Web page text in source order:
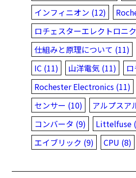
インフィニオン (12)
ロチェスターエレクトロニ
仕組みと原理について (11)
IC (11)
山洋電気 (11)
Rochester Electronics (11)
センサー (10)
アルプスア
コンバータ (9)
Littelfuse
エイブリック (9)
CPU (8)